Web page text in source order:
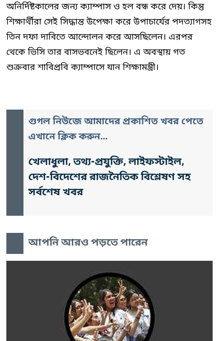
অনির্দিষ্টকালের জন্য ক্যাম্পাস ও হল বন্ধ করে দেয়। কিন্তু
শিক্ষার্থীরা সেই সিদ্ধান্ত উপেক্ষা করে উপাচার্যের পদত্যাগসহ
তিন দফা দাবিতে আন্দোলন করে আসছিলেন। এরপর
থেকে ভিসি তার বাসভবনেই ছিলেন। এ অবস্থায় গত
শুক্রবার শাবিপ্রবি ক্যাম্পাসে যান শিক্ষামন্ত্রী।
গুগল নিউজে আমাদের প্রকাশিত খবর পেতে
এখানে ক্লিক করুন...
খেলাধুলা, তথ্য-প্রযুক্তি, লাইফস্টাইল,
দেশ-বিদেশের রাজনৈতিক বিশ্লেষণ সহ
সর্বশেষ খবর
আপনি আরও পড়তে পারেন